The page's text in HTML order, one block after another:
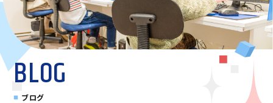
BLOG
ブログ